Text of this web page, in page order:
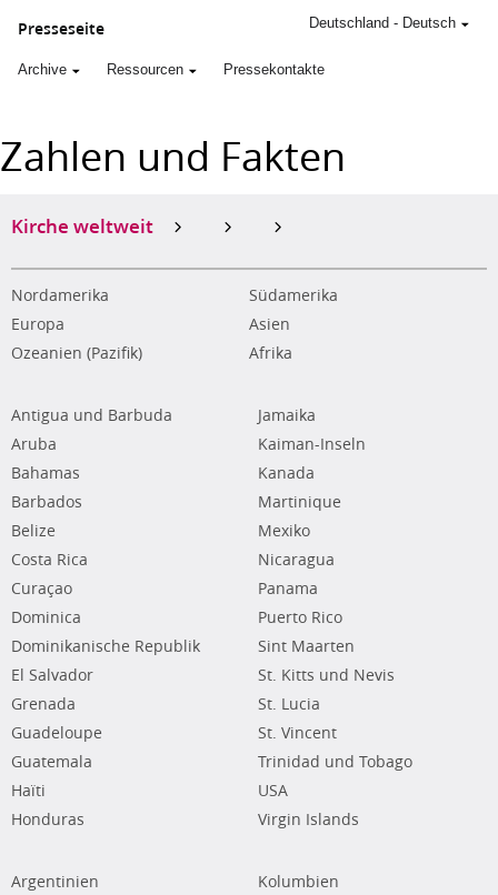
Presseseite
Archive Ressourcen Pressekontakte
Deutschland - Deutsch
Zahlen und Fakten
Kirche weltweit
Nordamerika
Südamerika
Europa
Asien
Ozeanien (Pazifik)
Afrika
Antigua und Barbuda
Aruba
Bahamas
Barbados
Belize
Costa Rica
Curaçao
Dominica
Dominikanische Republik
El Salvador
Grenada
Guadeloupe
Guatemala
Haïti
Honduras
Jamaika
Kaiman-Inseln
Kanada
Martinique
Mexiko
Nicaragua
Panama
Puerto Rico
Sint Maarten
St. Kitts und Nevis
St. Lucia
St. Vincent
Trinidad und Tobago
USA
Virgin Islands
Argentinien
Kolumbien